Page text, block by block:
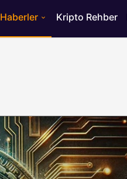
Haberler Kripto Rehber